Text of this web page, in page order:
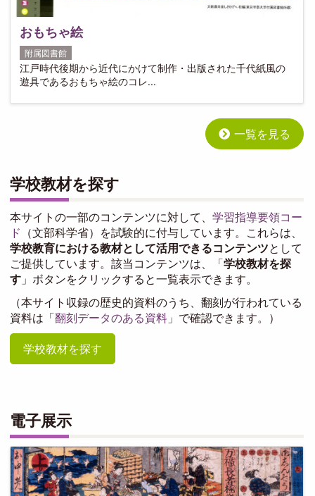
おもちゃ絵
附属図書館
江戸時代後期から近代にかけて制作・出版された千代紙風の
遊具であるおもちゃ絵のコレ...
一覧を見る
学校教材を探す
本サイトの一部のコンテンツに対して、学習指導要領コー
ド （文部科学省）を試験的に付与しています。これらは、
学校教育における教材として活用できるコンテンツとして
ご提供しています。該当コンテンツは、「学校教材を探
す 」ボタンをクリックすると一覧表示できます。
（本サイト収録の歴史的資料のうち、翻刻が行われている
資料は「翻刻データのある資料 」で確認できます。）
学校教材を探す
電子展示